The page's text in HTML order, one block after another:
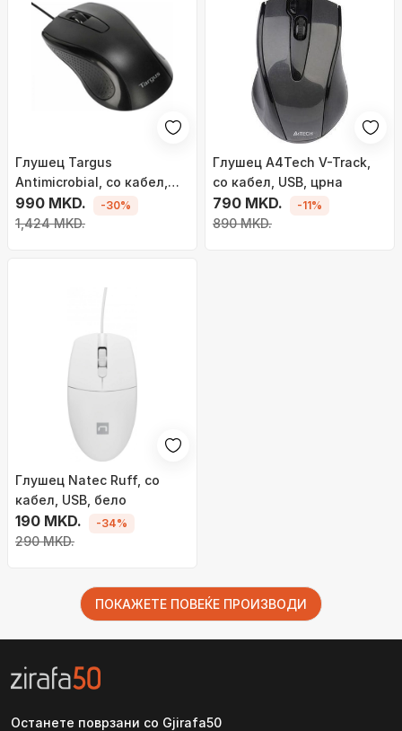
Глушец Targus
Antimicrobial, со кабел,
USB, црна
990 MKD.
1,424 MKD.
-30%
Глушец A4Tech V-Track,
со кабел, USB, црна
790 MKD.
890 MKD.
-11%
Глушец Natec Ruff, со
кабел, USB, бело
190 MKD.
290 MKD.
-34%
ПОКАЖЕТЕ ПОВЕЌЕ ПРОИЗВОДИ
Останете поврзани со Gjirafa50